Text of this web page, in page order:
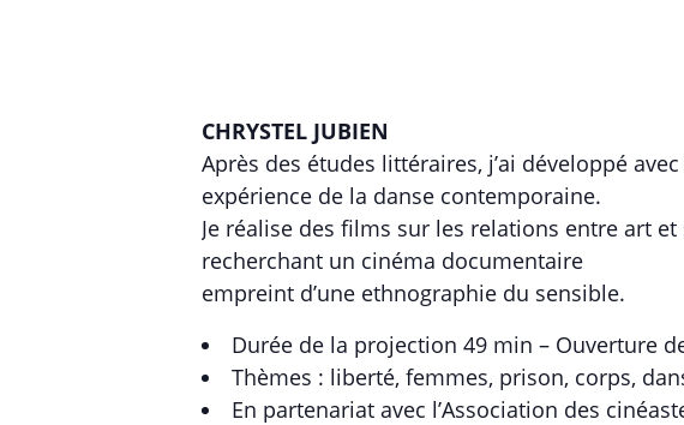
CHRYSTEL JUBIEN
Après des études littéraires, j’ai développé
expérience de la danse contemporaine.
Je réalise des films sur les relations entre art
recherchant un cinéma documentaire
empreint d’une ethnographie du sensible.
Durée de la projection 49 min – Ouverture
Thèmes : liberté, femmes, prison, corps,
En partenariat avec l’Association des